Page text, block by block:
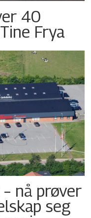
40
Frya
nå prøver
seg